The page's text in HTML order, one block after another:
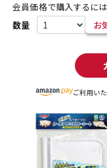
会員価格で購入するには
お
ご利用いた